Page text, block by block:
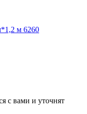
м 6260
с вами и уточнят